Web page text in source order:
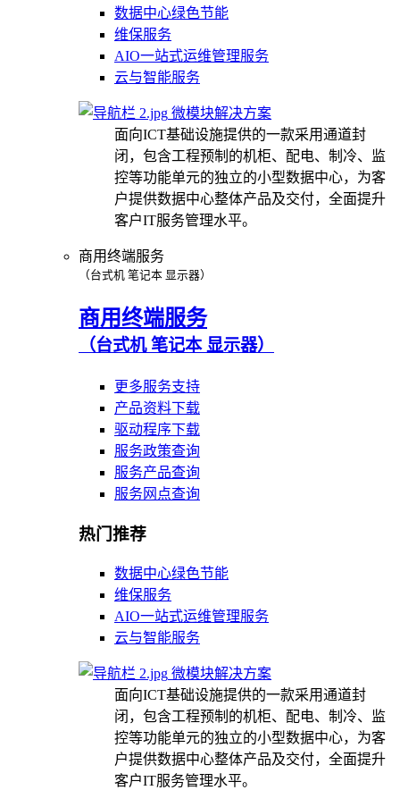
数据中心绿色节能
维保服务
AIO一站式运维管理服务
云与智能服务
微模块解决方案
面向ICT基础设施提供的一款采用通道封
闭，包含工程预制的机柜、配电、制冷、监
控等功能单元的独立的小型数据中心，为客
户提供数据中心整体产品及交付，全面提升
客户IT服务管理水平。
商用终端服务
（台式机 笔记本 显示器）
商用终端服务
（台式机 笔记本 显示器）
更多服务支持
产品资料下载
驱动程序下载
服务政策查询
服务产品查询
服务网点查询
热门推荐
数据中心绿色节能
维保服务
AIO一站式运维管理服务
云与智能服务
微模块解决方案
面向ICT基础设施提供的一款采用通道封
闭，包含工程预制的机柜、配电、制冷、监
控等功能单元的独立的小型数据中心，为客
户提供数据中心整体产品及交付，全面提升
客户IT服务管理水平。